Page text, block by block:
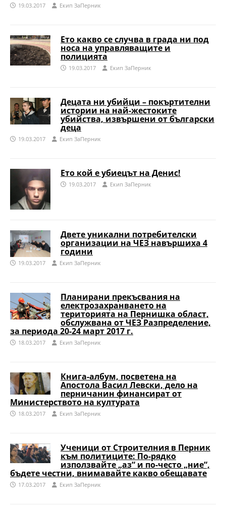
19.03.2017 Eкип ЗаПерник
Ето какво се случва в града ни под
носа на управляващите и
полицията
19.03.2017 Eкип ЗаПерник
Децата ни убийци – покъртителни
истории на най-жестоките
убийства, извършени от български
деца
19.03.2017 Eкип ЗаПерник
Ето кой е убиецът на Денис!
19.03.2017 Eкип ЗаПерник
Двете уникални потребителски
организации на ЧЕЗ навършиха 4
години
19.03.2017 Eкип ЗаПерник
Планирани прекъсвания на
електрозахранването на
територията на Пернишка област,
обслужвана от ЧЕЗ Разпределение,
за периода 20-24 март 2017 г.
18.03.2017 Eкип ЗаПерник
Книга-албум, посветена на
Апостола Васил Левски, дело на
перничанин финансират от
Министерството на културата
18.03.2017 Eкип ЗаПерник
Ученици от Строителния в Перник
към политиците: По-рядко
използвайте „аз“ и по-често „ние“,
бъдете честни, внимавайте какво обещавате
17.03.2017 Eкип ЗаПерник